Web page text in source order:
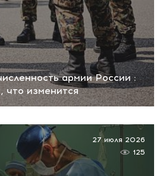
армии России :
что изменится
27 июля 2026
125